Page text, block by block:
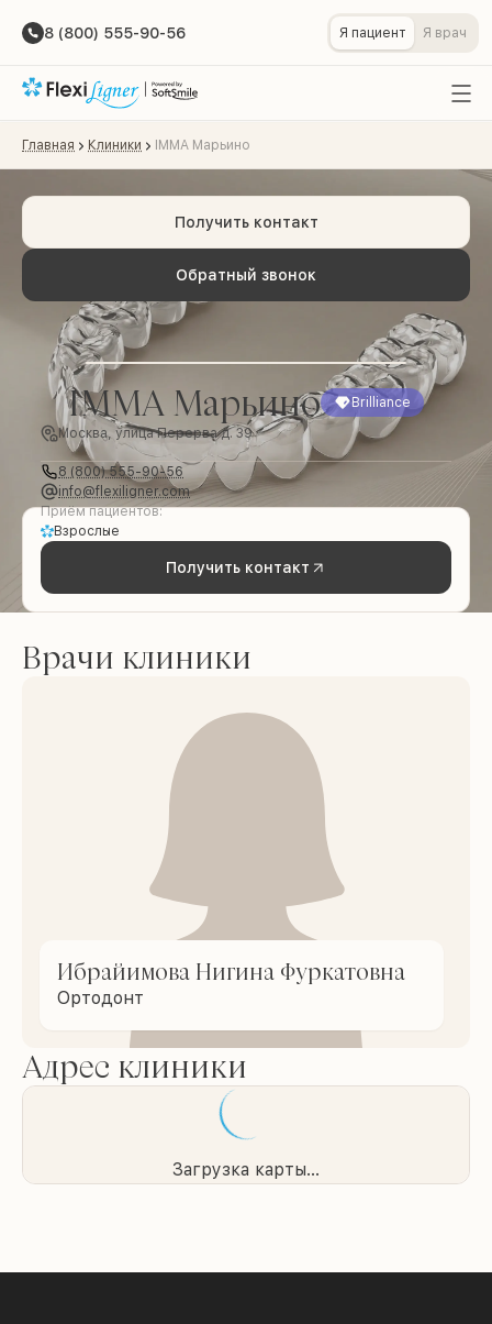
8 (800) 555-90-56 Я пациент Я врач
Главная Клиники IMMA Марьино
Обратный звонок
Получить контакт
IMMA Марьино
Brilliance
Москва, улица Перерва д. 39
8 (800) 555-90-56
info@flexiligner.com
Приём пациентов:
Взрослые
Получить контакт
Врачи клиники
Ибрайимова Нигина Фуркатовна
Ортодонт
Адрес клиники
Загрузка карты...